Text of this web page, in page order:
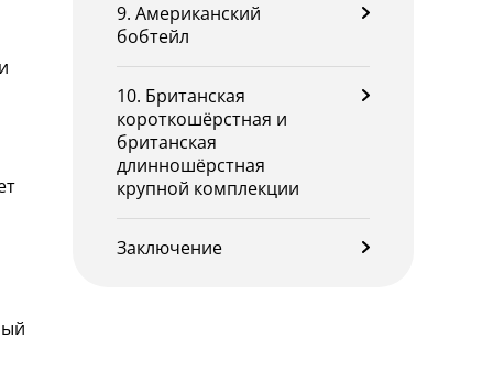
9. Американский
бобтейл
10. Британская
короткошёрстная и
британская
длинношёрстная
крупной комплекции
Заключение